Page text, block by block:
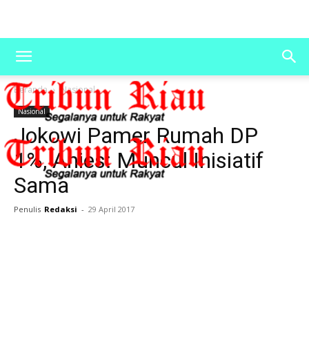
Beranda Nasional
Nasional
Jokowi Pamer Rumah DP
1%, Anies: Muncul Inisiatif
Sama
Penulis Redaksi - 29 April 2017